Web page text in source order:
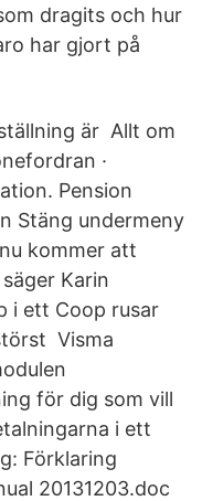
dragits och hur
har gjort på
är Allt om
·
Pension
Stäng undermeny
kommer att
Karin
i ett Coop rusar
Visma
för dig som vill
i ett
Förklaring
20131203.doc